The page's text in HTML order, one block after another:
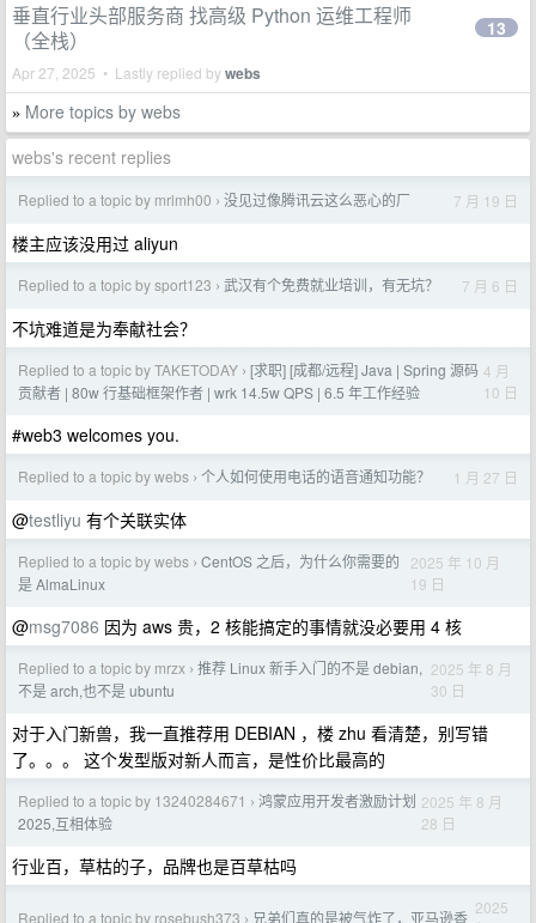
垂直行业头部服务商 找高级 Python 运维工程师
（全栈）
Apr 27, 2025 • Lastly replied bywebs
13
» More topics by webs
webs's recent replies
Replied to a topic by mrlmh00 › 没见过像腾讯云这么恶心的厂 7 月 19 日
楼主应该没用过 aliyun
Replied to a topic by sport123 › 武汉有个免费就业培训，有无坑？ 7 月 6 日
不坑难道是为奉献社会？
Replied to a topic by TAKETODAY › [求职] [成都/远程] Java | Spring 源码
贡献者 | 80w 行基础框架作者 | wrk 14.5w QPS | 6.5 年工作经验
4 月
10 日
#web3 welcomes you.
Replied to a topic by webs › 个人如何使用电话的语音通知功能？ 1 月 27 日
@testliyu 有个关联实体
Replied to a topic by webs › CentOS 之后，为什么你需要的
是 AlmaLinux
2025 年 10 月
19 日
@msg7086 因为 aws 贵，2 核能搞定的事情就没必要用 4 核
Replied to a topic by mrzx › 推荐 Linux 新手入门的不是 debian,
不是 arch,也不是 ubuntu
2025 年 8 月
30 日
对于入门新兽，我一直推荐用 DEBIAN ，楼 zhu 看清楚，别写错
了。。。 这个发型版对新人而言，是性价比最高的
Replied to a topic by 13240284671 › 鸿蒙应用开发者激励计划
2025,互相体验
2025 年 8 月
28 日
行业百，草枯的子，品牌也是百草枯吗
Replied to a topic by rosebush373 › 兄弟们真的是被气炸了，亚马逊香 2025